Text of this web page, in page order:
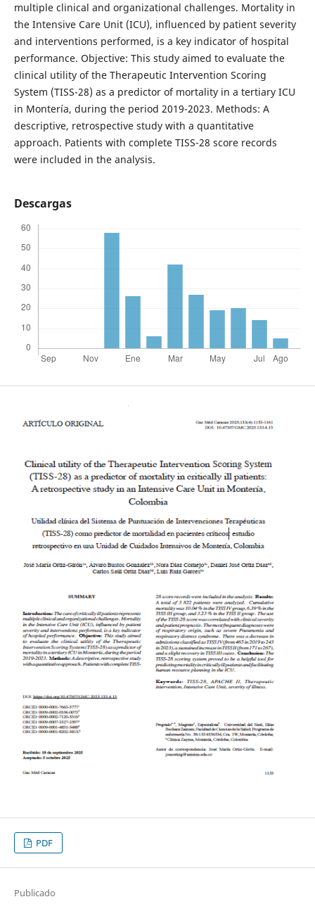
multiple clinical and organizational challenges. Mortality in
the Intensive Care Unit (ICU), influenced by patient severity
and interventions performed, is a key indicator of hospital
performance. Objective: This study aimed to evaluate the
clinical utility of the Therapeutic Intervention Scoring
System (TISS-28) as a predictor of mortality in a tertiary ICU
in Montería, during the period 2019-2023. Methods: A
descriptive, retrospective study with a quantitative
approach. Patients with complete TISS-28 score records
were included in the analysis.
Descargas
PDF
Publicado